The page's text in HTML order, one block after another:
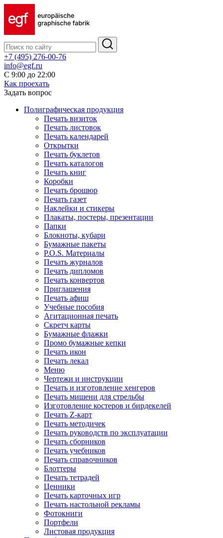
+7 (495) 276-00-76
info@egf.ru
С 9:00 до 22:00
Как проехать
Задать вопрос
Полиграфическая продукция
Печать визиток
Печать листовок
Печать календарей
Открытки
Печать буклетов
Печать каталогов
Печать книг
Коробки
Печать брошюр
Печать газет
Наклейки и стикеры
Плакаты, постеры, презентации
Папки
Блокноты, кубари
Бумажные пакеты
P.O.S. Материалы
Печать журналов
Печать дипломов
Печать конвертов
Приглашения
Печать афиш
Учебные пособия
Агитационная печать
Скретч карты
Бумажные флажки
Промо бумажные кепки
Печать икон
Печать лекал
Меню
Чертежи и инструкции
Печать и изготовление хенгеров
Печать мишени для стрельбы
Изготовление костеров и бирдекелей
Печать Z-карт
Печать методичек
Печать руководств по эксплуатации
Печать сборников
Печать учебников
Печать справочников
Блоттеры
Печать тетрадей
Ценники
Печать карточных игр
Печать настольной рекламы
Фотокниги
Портфели
Листовая продукция